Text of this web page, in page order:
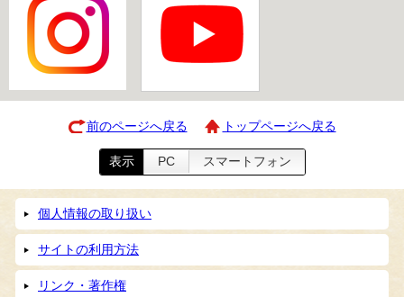
前のページへ戻る トップページへ戻る
表示 PC スマートフォン
個人情報の取り扱い
サイトの利用方法
リンク・著作権